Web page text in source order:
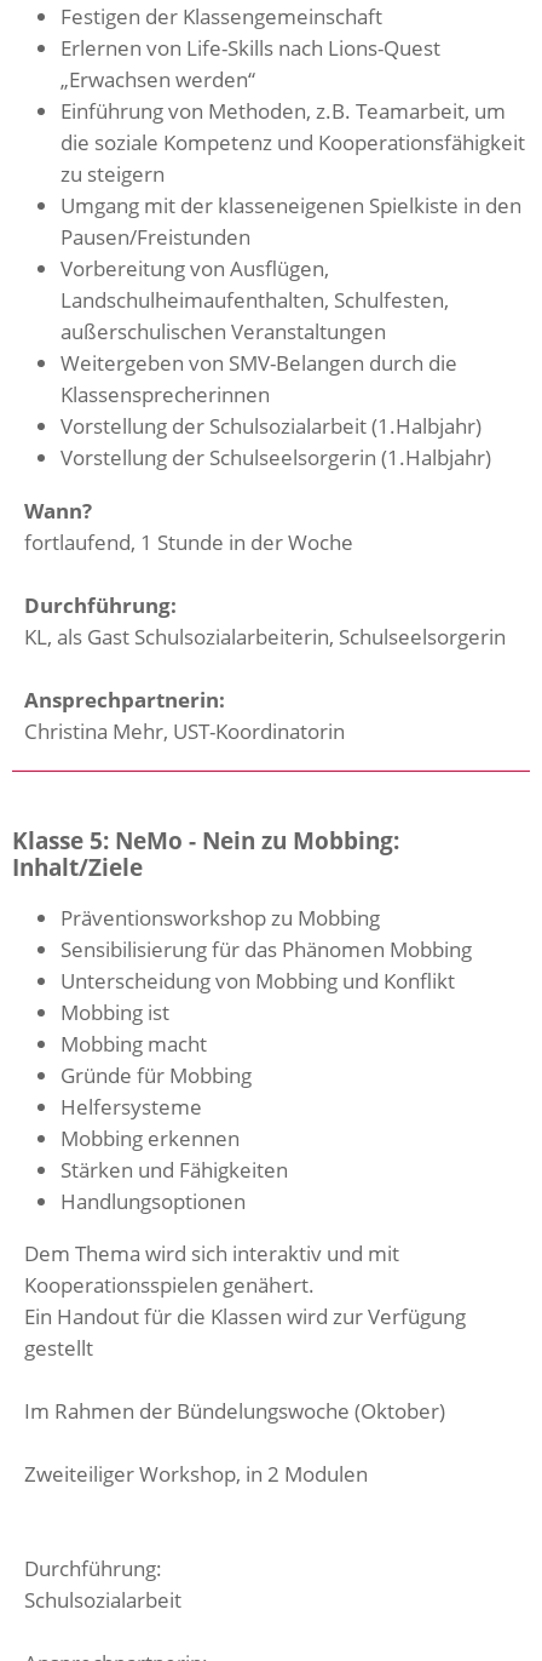
Festigen der Klassengemeinschaft
Erlernen von Life-Skills nach Lions-Quest
„Erwachsen werden“
Einführung von Methoden, z.B. Teamarbeit, um
die soziale Kompetenz und Kooperationsfähigkeit
zu steigern
Umgang mit der klasseneigenen Spielkiste in den
Pausen/Freistunden
Vorbereitung von Ausflügen,
Landschulheimaufenthalten, Schulfesten,
außerschulischen Veranstaltungen
Weitergeben von SMV-Belangen durch die
Klassensprecherinnen
Vorstellung der Schulsozialarbeit (1.Halbjahr)
Vorstellung der Schulseelsorgerin (1.Halbjahr)
Wann?
fortlaufend, 1 Stunde in der Woche
Durchführung:
KL, als Gast Schulsozialarbeiterin, Schulseelsorgerin
Ansprechpartnerin:
Christina Mehr, UST-Koordinatorin
Klasse 5: NeMo - Nein zu Mobbing:
Inhalt/Ziele
Präventionsworkshop zu Mobbing
Sensibilisierung für das Phänomen Mobbing
Unterscheidung von Mobbing und Konflikt
Mobbing ist
Mobbing macht
Gründe für Mobbing
Helfersysteme
Mobbing erkennen
Stärken und Fähigkeiten
Handlungsoptionen
Dem Thema wird sich interaktiv und mit
Kooperationsspielen genähert.
Ein Handout für die Klassen wird zur Verfügung
gestellt
Im Rahmen der Bündelungswoche (Oktober)
Zweiteiliger Workshop, in 2 Modulen
Durchführung:
Schulsozialarbeit